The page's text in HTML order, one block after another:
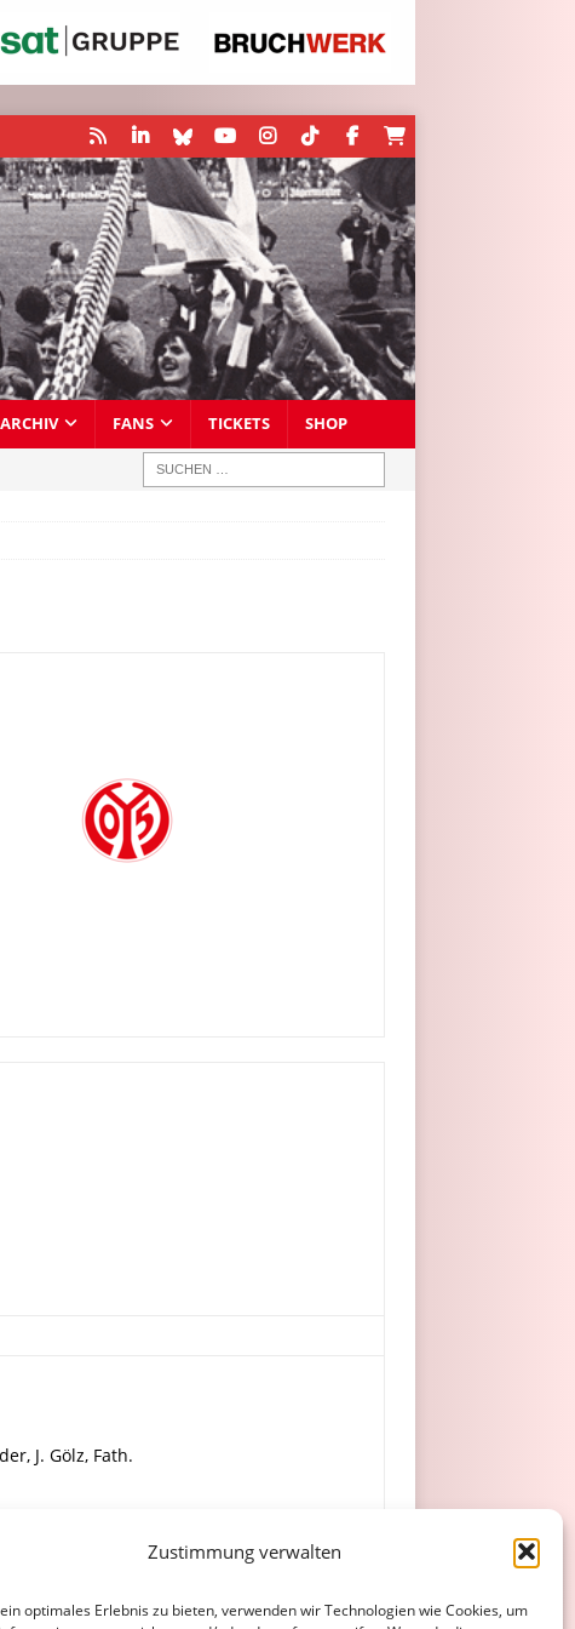
Zustimmung verwalten
optimales Erlebnis zu bieten, verwenden wir Technologien wie Cookies, um
ARCHIV FANS TICKETS SHOP
J. Gölz, Fath.
Schneider (ab 27. im Tor), Engel,